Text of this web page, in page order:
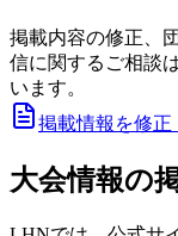
掲載内容の修正、
信に関するご相談
います。
掲載情報を修正
大会情報の